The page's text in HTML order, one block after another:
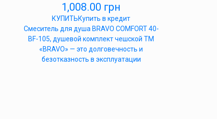
1,008.00 грн
КУПИТЬКупить в кредит
Cмеситель для душа BRAVO COMFORT 40-
BF-105, душевой комплект чешской ТМ
«BRAVO» — это долговечность и
безотказность в эксплуатации